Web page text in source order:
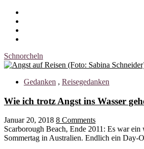
Schnorcheln
Gedanken , Reisegedanken
Wie ich trotz Angst ins Wasser
Januar 20, 2018 8 Comments
Scarborough Beach, Ende 2011: Es war ein
Sommertag in Australien. Endlich ein